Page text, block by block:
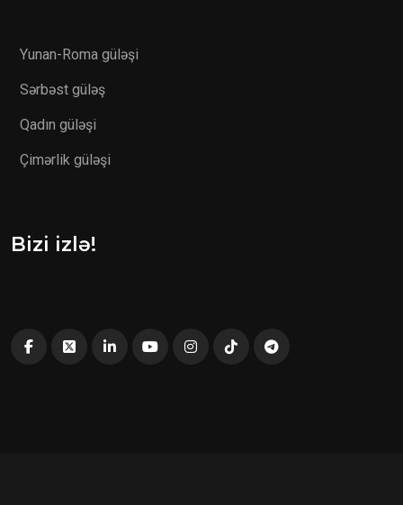
Yunan-Roma güləşi
Sərbəst güləş
Qadın güləşi
Çimərlik güləşi
Bizi izlə!